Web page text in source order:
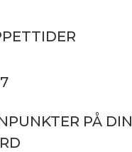
PÅ DIN